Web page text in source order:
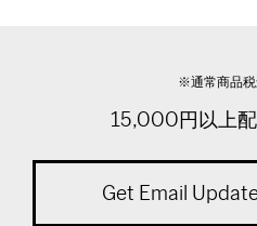
※通常商品
15,000円以上
Get Email